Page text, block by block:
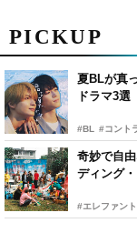
PICKUP
夏BLが真
ドラマ3選
#BL #コント
奇妙で自
ディング
#エレファン